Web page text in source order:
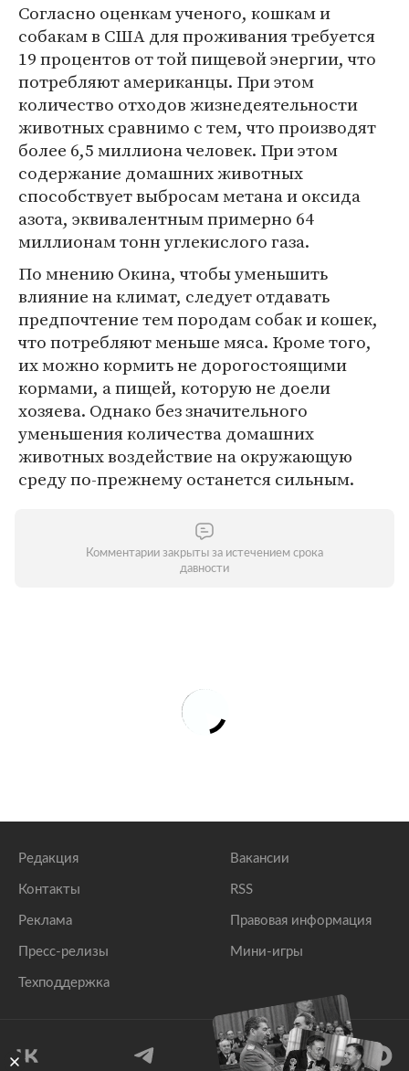
Согласно оценкам ученого, кошкам и
собакам в США для проживания требуется
19 процентов от той пищевой энергии, что
потребляют американцы. При этом
количество отходов жизнедеятельности
животных сравнимо с тем, что производят
более 6,5 миллиона человек. При этом
содержание домашних животных
способствует выбросам метана и оксида
азота, эквивалентным примерно 64
миллионам тонн углекислого газа.
По мнению Окина, чтобы уменьшить
влияние на климат, следует отдавать
предпочтение тем породам собак и кошек,
что потребляют меньше мяса. Кроме того,
их можно кормить не дорогостоящими
кормами, а пищей, которую не доели
хозяева. Однако без значительного
уменьшения количества домашних
животных воздействие на окружающую
среду по-прежнему останется сильным.
Комментарии закрыты за истечением срока
давности
Редакция
Контакты
Реклама
Пресс-релизы
Техподдержка
Вакансии
RSS
Правовая информация
Мини-игры